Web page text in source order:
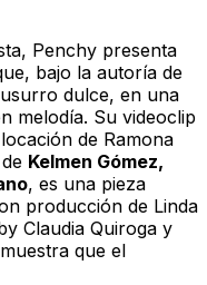
Penchy presenta
bajo la autoría de
dulce, en una
melodía. Su videoclip
de Ramona
Kelmen Gómez,
, es una pieza
producción de Linda
Claudia Quiroga y
que el